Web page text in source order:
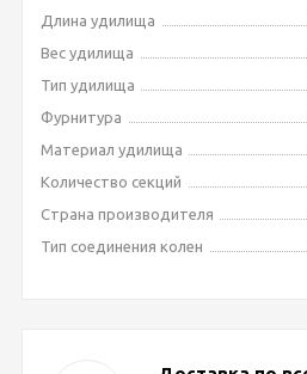
Длина удилища
Вес удилища
Тип удилища
Фурнитура
Материал удилища
Количество секций
Страна производителя
Тип соединения колен